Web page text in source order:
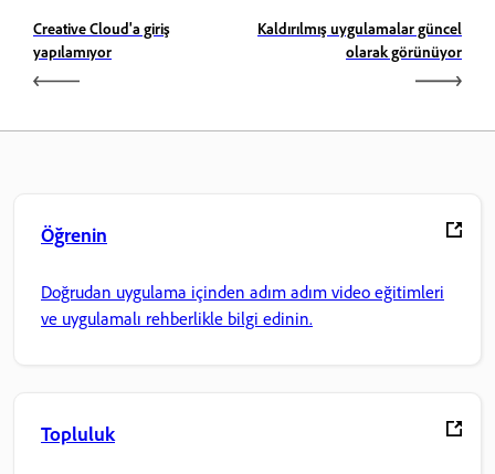
Creative Cloud'a giriş
yapılamıyor
Kaldırılmış uygulamalar güncel
olarak görünüyor
Öğrenin
Doğrudan uygulama içinden adım adım video eğitimleri
ve uygulamalı rehberlikle bilgi edinin.
Topluluk